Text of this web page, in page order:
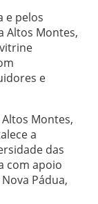
e pelos
Altos Montes,
e
Montes,
a
das
com apoio
Pádua,